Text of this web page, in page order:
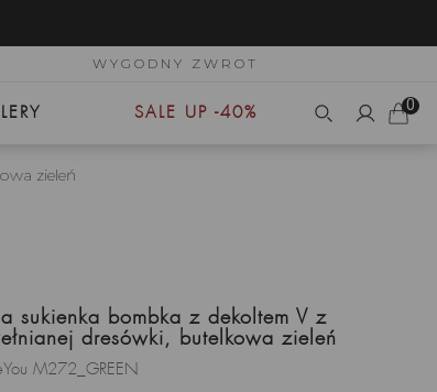
WYGODNY ZWROT
SALE UP -40% 0
zieleń
sukienka bombka z dekoltem V z
dresówki, butelkowa zieleń
M272_GREEN